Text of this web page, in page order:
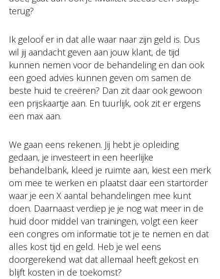
terug?
Ik geloof er in dat alle waar naar zijn geld is. Dus
wil jij aandacht geven aan jouw klant, de tijd
kunnen nemen voor de behandeling en dan ook
een goed advies kunnen geven om samen de
beste huid te creëren? Dan zit daar ook gewoon
een prijskaartje aan. En tuurlijk, ook zit er ergens
een max aan.
We gaan eens rekenen. Jij hebt je opleiding
gedaan, je investeert in een heerlijke
behandelbank, kleed je ruimte aan, kiest een merk
om mee te werken en plaatst daar een startorder
waar je een X aantal behandelingen mee kunt
doen. Daarnaast verdiep je je nog wat meer in de
huid door middel van trainingen, volgt een keer
een congres om informatie tot je te nemen en dat
alles kost tijd en geld. Heb je wel eens
doorgerekend wat dat allemaal heeft gekost en
blijft kosten in de toekomst?